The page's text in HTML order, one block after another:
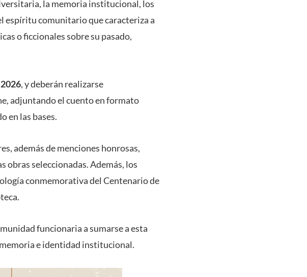
la memoria institucional, los
espíritu comunitario que caracteriza a
o ficcionales sobre su pasado,
, y deberán realizarse
adjuntando el cuento en formato
en las bases.
además de menciones honrosas,
obras seleccionadas. Además, los
conmemorativa del Centenario de
funcionaria a sumarse a esta
e identidad institucional.